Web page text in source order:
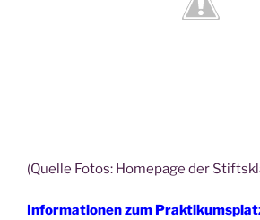
(Quel­le Fotos: Home­page der
Infor­ma­tio­nen zum